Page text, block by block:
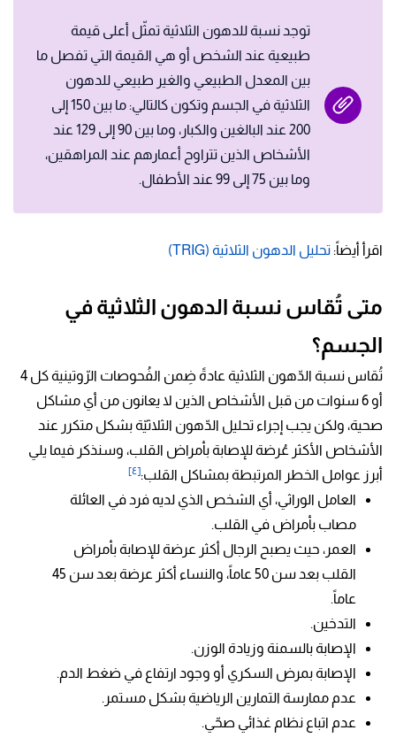
توجد نسبة للدهون الثلاثية تمثّل أعلى قيمة
طبيعية عند الشخص أو هي القيمة التي تفصل ما
بين المعدل الطبيعي والغير طبيعي للدهون
الثلاثية في الجسم وتكون كالتالي: ما بين 150 إلى
200 عند البالغين والكبار، وما بين 90 إلى 129 عند
الأشخاص الذين تتراوح أعمارهم عند المراهقين،
وما بين 75 إلى 99 عند الأطفال.
اقرأ أيضاً: تحليل الدهون الثلاثية (TRIG)
متى تُقاس نسبة الدهون الثلاثية في
الجسم؟
تُقاس نسبة الدّهون الثلاثية عادةً ضِمن الفُحوصات الرّوتينية كل 4
أو 6 سنوات من قبل الأشخاص الذين لا يعانون من أي مشاكل
صحية، ولكن يجب إجراء تحليل الدّهون الثلاثيّة بشكل متكرر عند
الأشخاص الأكثر عُرضة للإصابة بأمراض القلب، وسنذكر فيما يلي
أبرز عوامل الخطر المرتبطة بمشاكل القلب:[٤]
العامل الوراثي، أي الشخص الذي لديه فرد في العائلة
مصاب بأمراض في القلب.
العمر، حيث يصبح الرجال أكثر عرضة للإصابة بأمراض
القلب بعد سن 50 عاماً، والنساء أكثر عرضة بعد سن 45
عاماً.
التدخين.
الإصابة بالسمنة وزيادة الوزن.
الإصابة بمرض السكري أو وجود ارتفاع في ضغط الدم.
عدم ممارسة التمارين الرياضية بشكل مستمر.
عدم اتباع نظام غذائي صحّي.